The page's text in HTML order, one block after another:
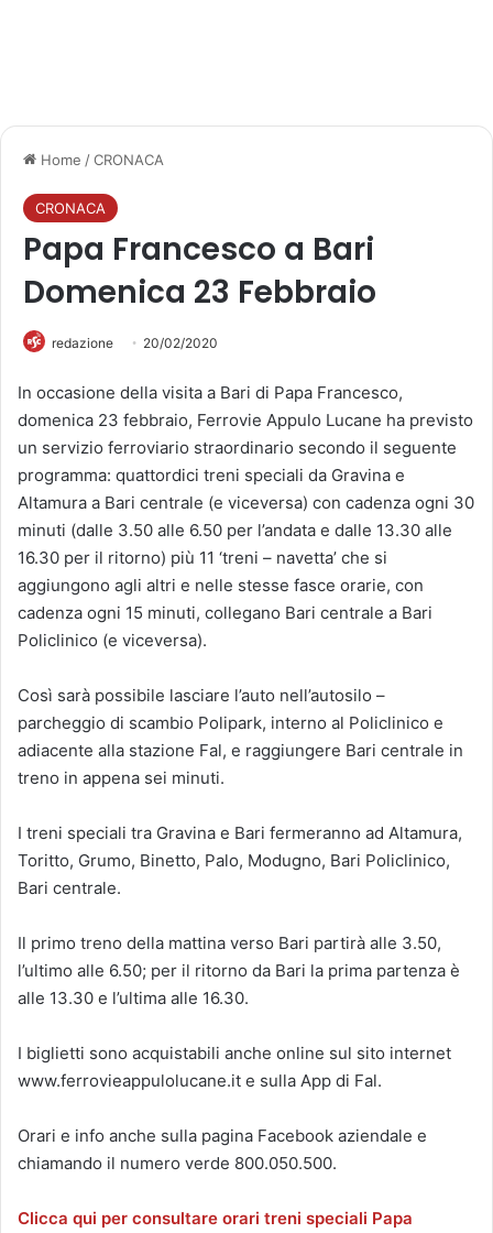
Home /CRONACA
CRONACA
Papa Francesco a Bari
Domenica 23 Febbraio
redazione 20/02/2020
In occasione della visita a Bari di Papa Francesco,
domenica 23 febbraio, Ferrovie Appulo Lucane ha previsto
un servizio ferroviario straordinario secondo il seguente
programma: quattordici treni speciali da Gravina e
Altamura a Bari centrale (e viceversa) con cadenza ogni 30
minuti (dalle 3.50 alle 6.50 per l’andata e dalle 13.30 alle
16.30 per il ritorno) più 11 ‘treni – navetta’ che si
aggiungono agli altri e nelle stesse fasce orarie, con
cadenza ogni 15 minuti, collegano Bari centrale a Bari
Policlinico (e viceversa).
Così sarà possibile lasciare l’auto nell’autosilo –
parcheggio di scambio Polipark, interno al Policlinico e
adiacente alla stazione Fal, e raggiungere Bari centrale in
treno in appena sei minuti.
I treni speciali tra Gravina e Bari fermeranno ad Altamura,
Toritto, Grumo, Binetto, Palo, Modugno, Bari Policlinico,
Bari centrale.
Il primo treno della mattina verso Bari partirà alle 3.50,
l’ultimo alle 6.50; per il ritorno da Bari la prima partenza è
alle 13.30 e l’ultima alle 16.30.
I biglietti sono acquistabili anche online sul sito internet
www.ferrovieappulolucane.it e sulla App di Fal.
Orari e info anche sulla pagina Facebook aziendale e
chiamando il numero verde 800.050.500.
Clicca qui per consultare orari treni speciali Papa